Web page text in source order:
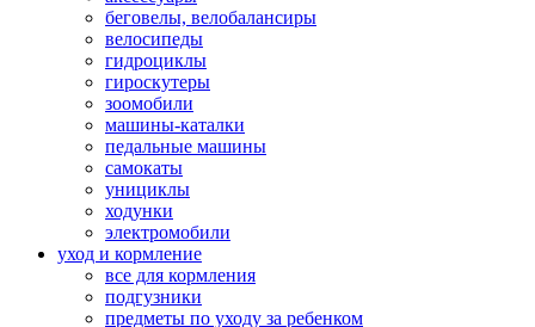
беговелы, велобалансиры
велосипеды
гидроциклы
гироскутеры
зоомобили
машины-каталки
педальные машины
самокаты
унициклы
ходунки
электромобили
уход и кормление
все для кормления
подгузники
предметы по уходу за ребенком